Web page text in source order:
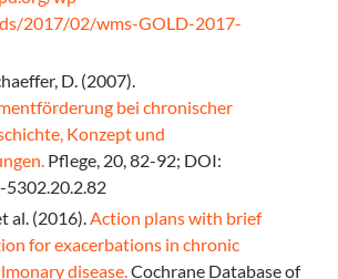
2017/02/wms-GOLD-2017-
D. (2007).
bei chronischer
Konzept und
Pflege, 20, 82-92; DOI:
al. (2016).Action plans with brief
for exacerbations in chronic
disease.Cochrane Database of